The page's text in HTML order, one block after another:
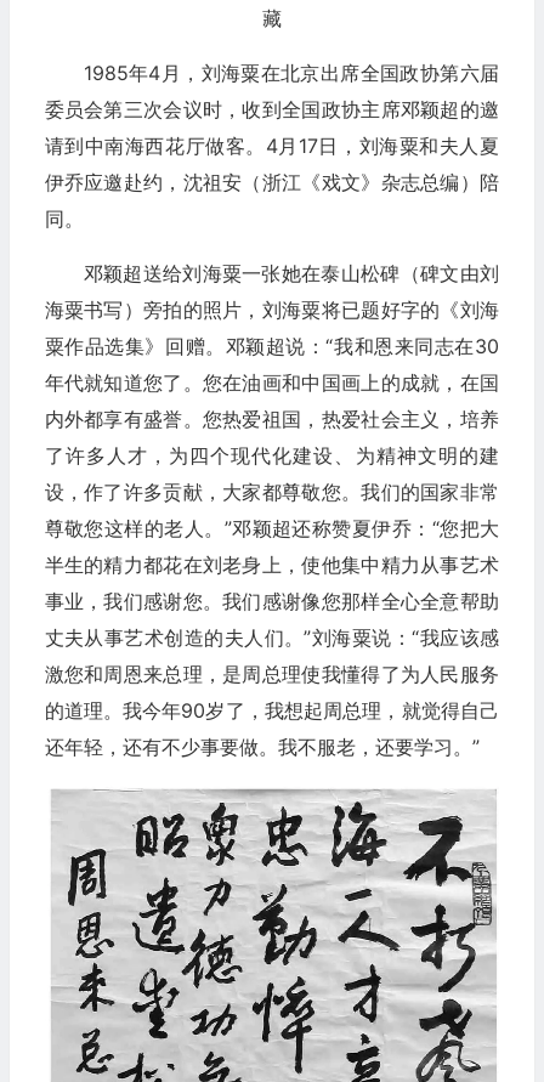
藏
1985年4月，刘海粟在北京出席全国政协第六届
委员会第三次会议时，收到全国政协主席邓颖超的邀
请到中南海西花厅做客。4月17日，刘海粟和夫人夏
伊乔应邀赴约，沈祖安（浙江《戏文》杂志总编）陪
同。
邓颖超送给刘海粟一张她在泰山松碑（碑文由刘
海粟书写）旁拍的照片，刘海粟将已题好字的《刘海
粟作品选集》回赠。邓颖超说：“我和恩来同志在30
年代就知道您了。您在油画和中国画上的成就，在国
内外都享有盛誉。您热爱祖国，热爱社会主义，培养
了许多人才，为四个现代化建设、为精神文明的建
设，作了许多贡献，大家都尊敬您。我们的国家非常
尊敬您这样的老人。”邓颖超还称赞夏伊乔：“您把大
半生的精力都花在刘老身上，使他集中精力从事艺术
事业，我们感谢您。我们感谢像您那样全心全意帮助
丈夫从事艺术创造的夫人们。”刘海粟说：“我应该感
激您和周恩来总理，是周总理使我懂得了为人民服务
的道理。我今年90岁了，我想起周总理，就觉得自己
还年轻，还有不少事要做。我不服老，还要学习。”